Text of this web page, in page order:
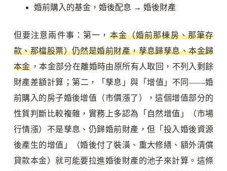
婚前購入的基金，婚後配息 → 婚後財產
但要注意兩件事：第一，本金（婚前那棟房、那筆存
款、那檔股票）仍然是婚前財產，孳息歸孳息、本金歸
本金，本金部分在離婚時由原所有人取回，不列入剩餘
財產差額計算；第二，「孳息」與「增值」不同——婚
前購入的房子婚後增值（市價漲了），這個增值部分的
性質判斷比較複雜，實務上多認為「自然增值」（市場
行情漲）不是孳息、仍歸婚前財產，但「投入婚後資源
後產生的增值」（婚後付了裝潢、重大修繕、額外清償
貸款本金）就可能要拉進婚後財產的池子來計算。這條